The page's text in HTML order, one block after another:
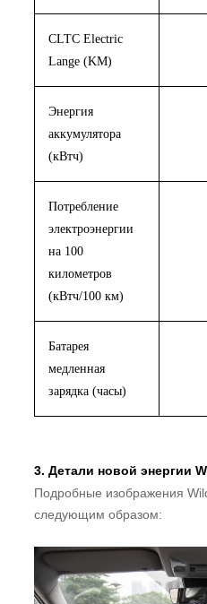
CLTC Electric
Lange (KM)
Энергия
аккумулятора
(кВтч)
Потребление
электроэнергии
на 100
километров
(кВтч/100 км)
Батарея
медленная
зарядка (часы)
3. Детали новой энергии
Подробные изображения
следующим образом: